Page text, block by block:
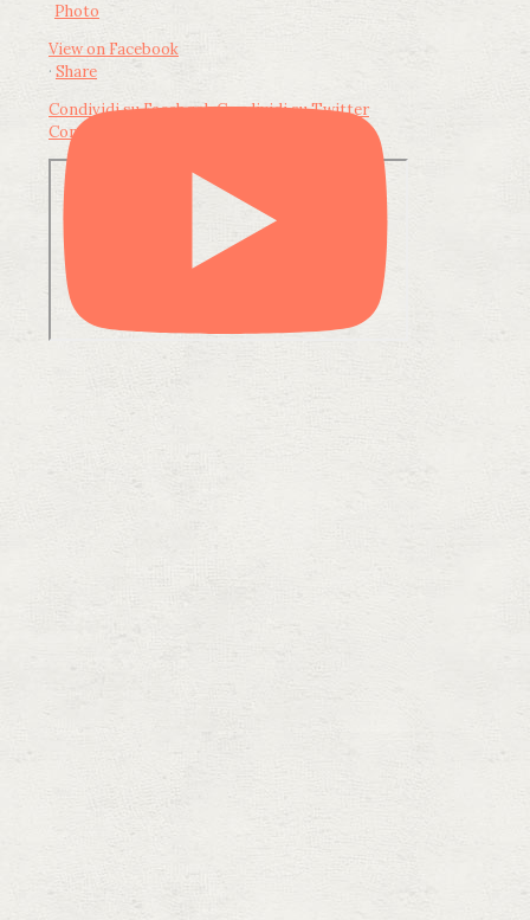
Photo
View on Facebook
· Share
Condividi su FacebookCondividi su Twitter
Condividi su LinkedIn